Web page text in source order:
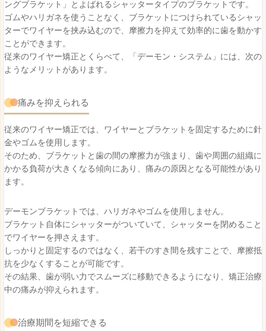
ングブラケット」とよばれるシャッタータイプのブラケットです。
ゴムやハリガネを使うことなく、ブラケットにつけられているシャッ
ターでワイヤーを挟み込むので、摩擦力を抑えて効率的に歯を動かす
ことができます。
従来のワイヤー矯正とくらべて、「デーモン・システム」には、次の
ようなメリットがあります。
痛みを抑えられる
従来のワイヤー矯正では、ワイヤーとブラケットを固定するために針
金やゴムを使用します。
そのため、ブラケットと歯の間の摩擦力が強まり、歯や周囲の組織に
かかる負荷が大きくなる傾向にあり、痛みの原因となる可能性があり
ます。
デーモンブラケットでは、ハリガネやゴムを使用しません。
ブラケット自体にシャッターがついていて、シャッターを閉めること
でワイヤーを押さえます。
しっかりと固定するのではなく、若干のすき間を残すことで、摩擦抵
抗を少なくすることが可能です。
その結果、歯が弱い力でスムーズに移動できるようになり、矯正治療
中の痛みが抑えられます。
治療期間を短縮できる